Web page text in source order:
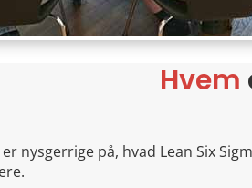
Hvem
nysgerrige på, hvad Lean Six